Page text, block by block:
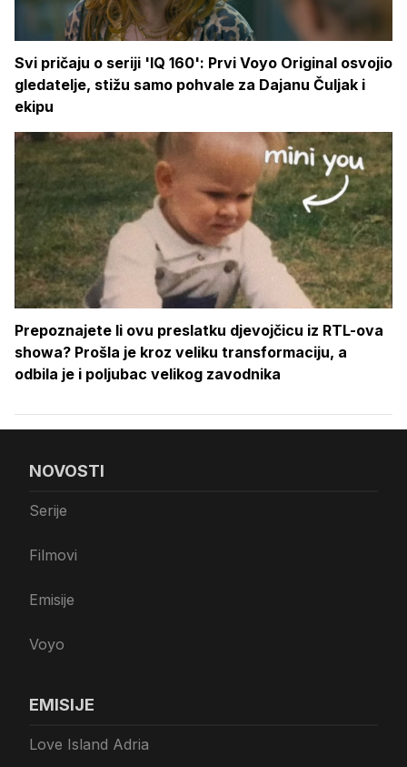
Svi pričaju o seriji 'IQ 160': Prvi Voyo Original osvojio
gledatelje, stižu samo pohvale za Dajanu Čuljak i
ekipu
Prepoznajete li ovu preslatku djevojčicu iz RTL-ova
showa? Prošla je kroz veliku transformaciju, a
odbila je i poljubac velikog zavodnika
NOVOSTI
Serije
Filmovi
Emisije
Voyo
EMISIJE
Love Island Adria